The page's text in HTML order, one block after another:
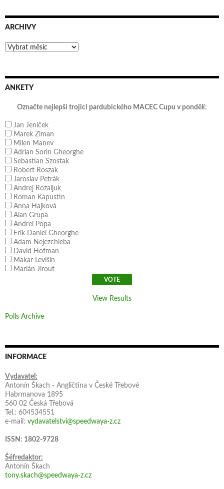
ARCHIVY
Archivy
ANKETY
Označte nejlepší trojici pardubického MACEC Cupu v pondělí:
Jan Jeníček
Marek Ziman
Milen Manev
Adrian Sorin Gheorghe
Sebastian Szostak
Robert Roszak
Jaroslav Petrák
Andrej Rozaljuk
Roman Kapustin
Anna Hajková
Alan Grupa
Andrei Popa
Erik Daniel Gheorghe
Adam Nejezchleba
David Hofman
Makar Levišin
Marián Jirout
View Results
Polls Archive
INFORMACE
Vydavatel:
Antonín Škach - Angličtina v České Třebové
Habrmanova 1895
560 02 Česká Třebová
Tel.: 604534551
e-mail: vydavatelstvi@speedwaya-z.cz
ISSN: 1802-9728
Šéfredaktor:
Antonín Škach
tony.skach@speedwaya-z.cz